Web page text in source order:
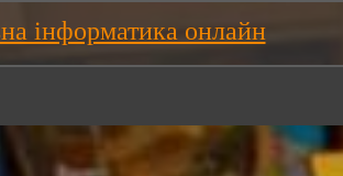
інформатика онлайн